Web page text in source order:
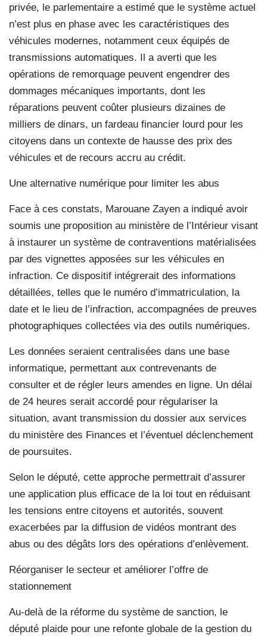
privée, le parlementaire a estimé que le système actuel
n’est plus en phase avec les caractéristiques des
véhicules modernes, notamment ceux équipés de
transmissions automatiques. Il a averti que les
opérations de remorquage peuvent engendrer des
dommages mécaniques importants, dont les
réparations peuvent coûter plusieurs dizaines de
milliers de dinars, un fardeau financier lourd pour les
citoyens dans un contexte de hausse des prix des
véhicules et de recours accru au crédit.
Une alternative numérique pour limiter les abus
Face à ces constats, Marouane Zayen a indiqué avoir
soumis une proposition au ministère de l’Intérieur visant
à instaurer un système de contraventions matérialisées
par des vignettes apposées sur les véhicules en
infraction. Ce dispositif intégrerait des informations
détaillées, telles que le numéro d’immatriculation, la
date et le lieu de l’infraction, accompagnées de preuves
photographiques collectées via des outils numériques.
Les données seraient centralisées dans une base
informatique, permettant aux contrevenants de
consulter et de régler leurs amendes en ligne. Un délai
de 24 heures serait accordé pour régulariser la
situation, avant transmission du dossier aux services
du ministère des Finances et l’éventuel déclenchement
de poursuites.
Selon le député, cette approche permettrait d’assurer
une application plus efficace de la loi tout en réduisant
les tensions entre citoyens et autorités, souvent
exacerbées par la diffusion de vidéos montrant des
abus ou des dégâts lors des opérations d’enlèvement.
Réorganiser le secteur et améliorer l’offre de
stationnement
Au-delà de la réforme du système de sanction, le
député plaide pour une refonte globale de la gestion du